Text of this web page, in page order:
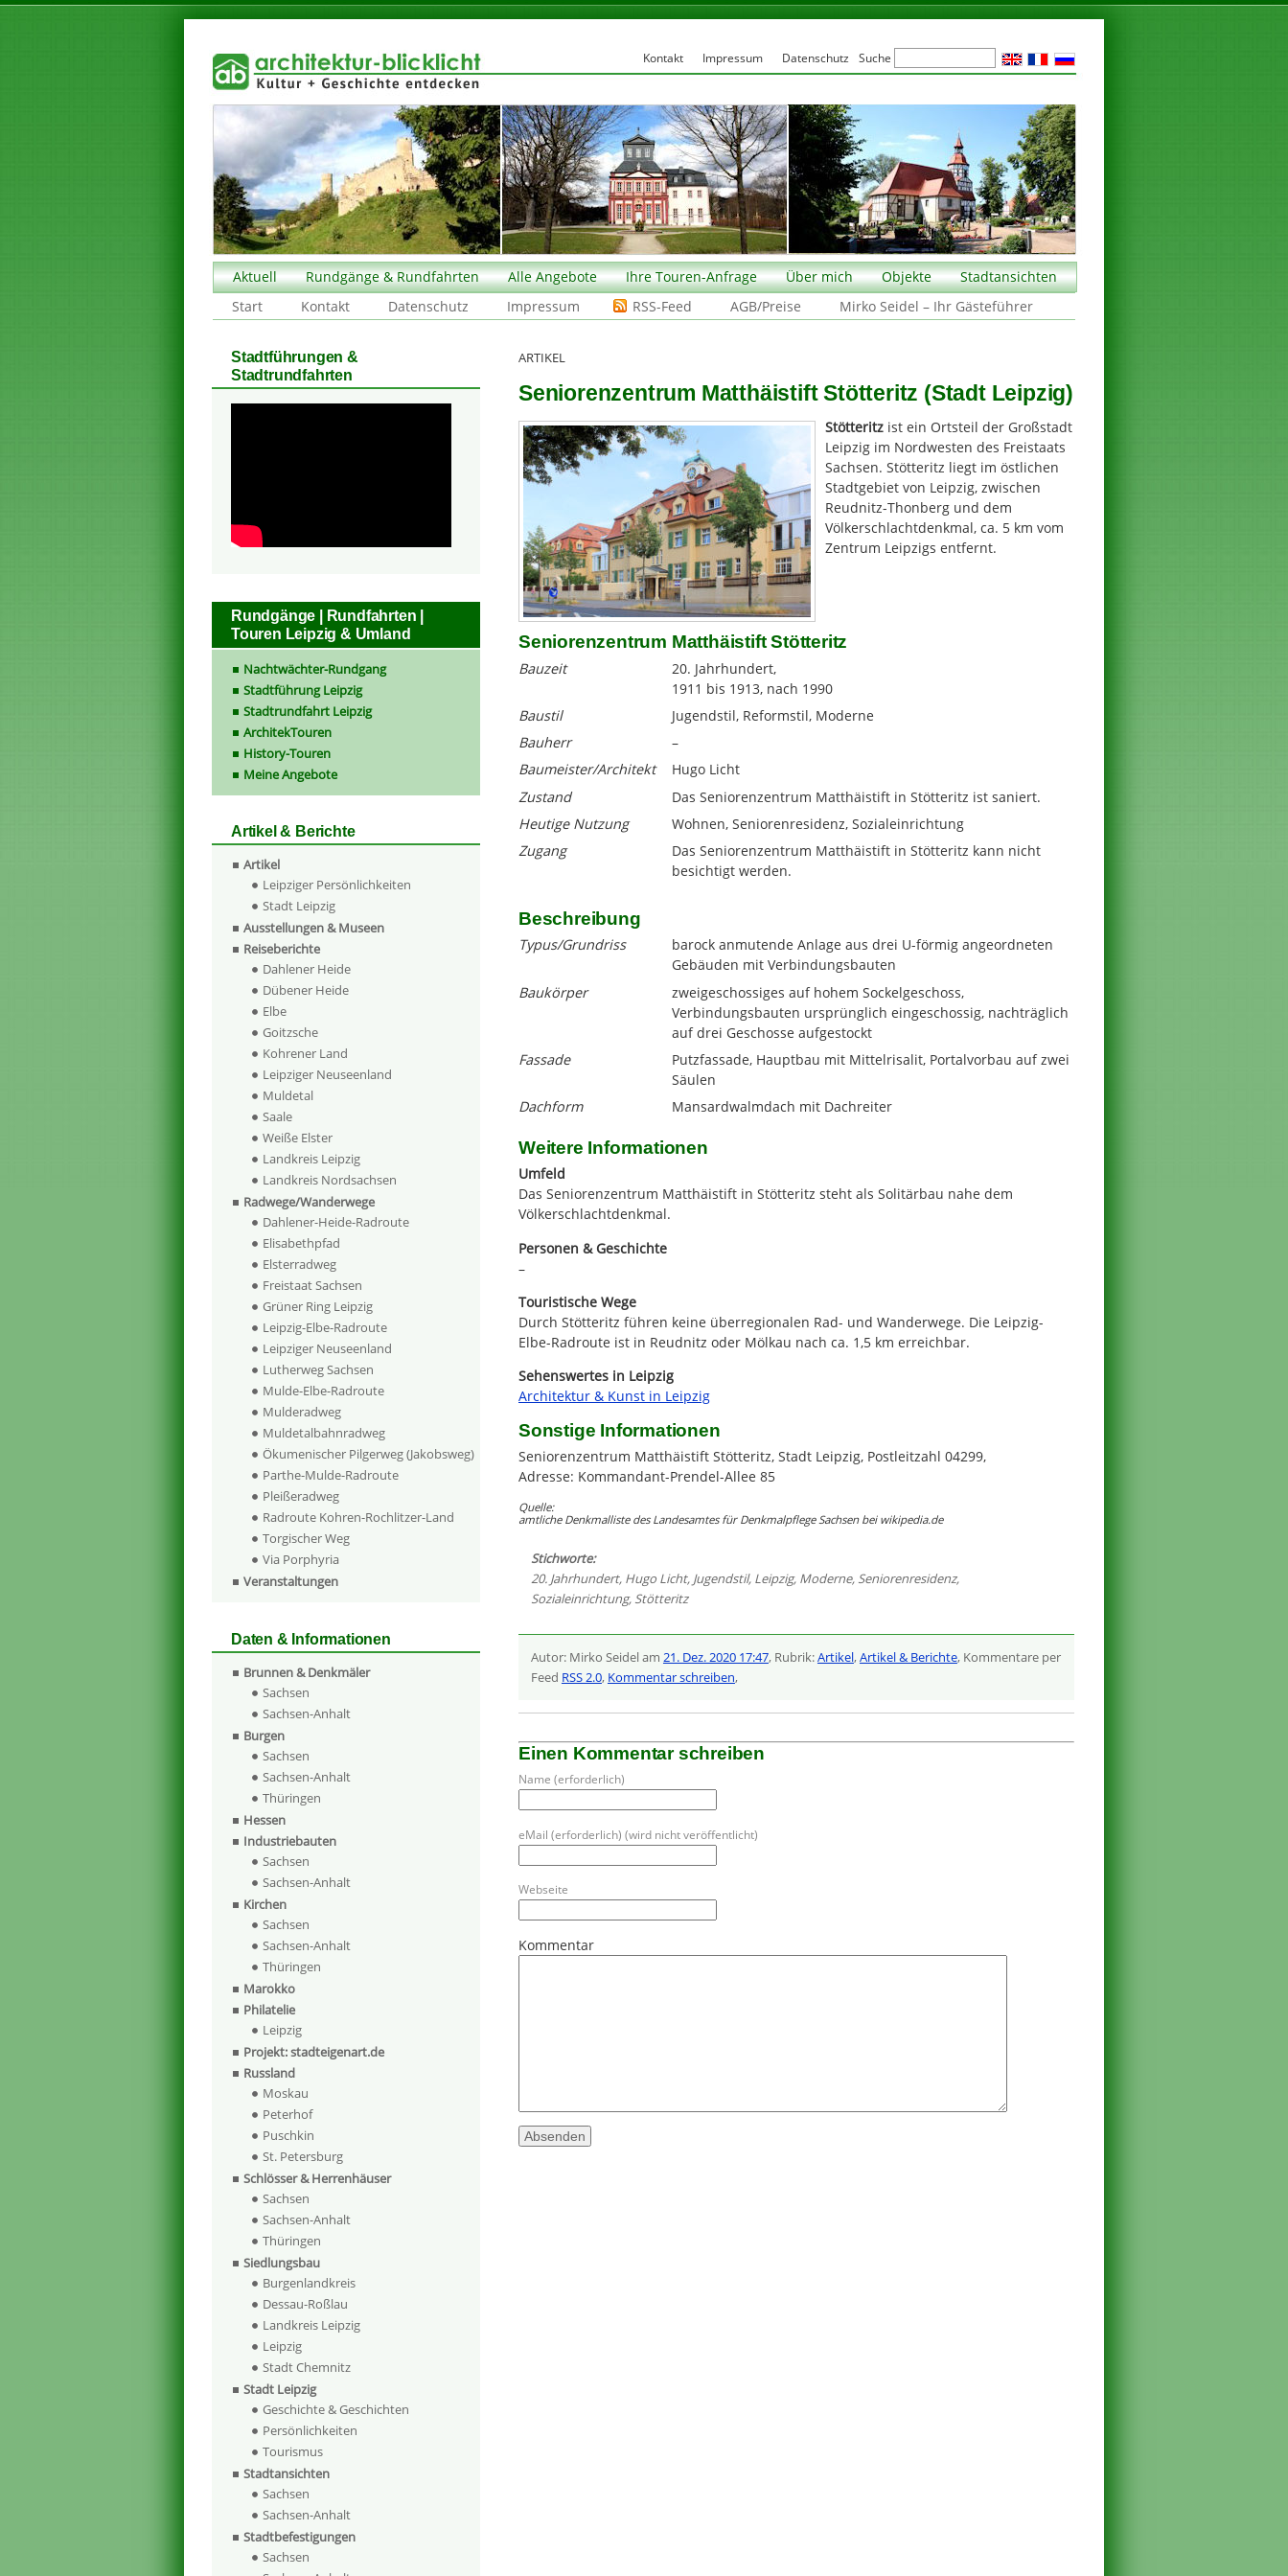
Aktuell Rundgänge & Rundfahrten Alle Angebote Ihre Touren-Anfrage Über mich Objekte
Stadtansichten
Start
Kontakt Datenschutz Impressum RSS-Feed AGB/Preise Mirko Seidel – Ihr Gästeführer
ARTIKEL
Seniorenzentrum Matthäistift Stötteritz (Stadt Leipzig)
Stötteritz ist ein Ortsteil der Großstadt
Leipzig im Nordwesten des Freistaats
Sachsen. Stötteritz liegt im östlichen
Stadtgebiet von Leipzig, zwischen
Reudnitz-Thonberg und dem
Völkerschlachtdenkmal, ca. 5 km vom
Zentrum Leipzigs entfernt.
Seniorenzentrum Matthäistift Stötteritz
Bauzeit
20. Jahrhundert,
1911 bis 1913, nach 1990
Baustil
Jugendstil, Reformstil, Moderne
Bauherr
–
Baumeister/Architekt
Hugo Licht
Zustand
Das Seniorenzentrum Matthäistift in Stötteritz ist saniert.
Heutige Nutzung
Wohnen, Seniorenresidenz, Sozialeinrichtung
Zugang
Das Seniorenzentrum Matthäistift in Stötteritz kann nicht
besichtigt werden.
Beschreibung
Typus/Grundriss
barock anmutende Anlage aus drei U-förmig angeordneten
Gebäuden mit Verbindungsbauten
Baukörper
zweigeschossiges auf hohem Sockelgeschoss,
Verbindungsbauten ursprünglich eingeschossig, nachträglich
auf drei Geschosse aufgestockt
Fassade
Putzfassade, Hauptbau mit Mittelrisalit, Portalvorbau auf zwei
Säulen
Dachform
Mansardwalmdach mit Dachreiter
Weitere Informationen
Umfeld
Das Seniorenzentrum Matthäistift in Stötteritz steht als Solitärbau nahe dem
Völkerschlachtdenkmal.
Personen & Geschichte
–
Touristische Wege
Durch Stötteritz führen keine überregionalen Rad- und Wanderwege. Die Leipzig-
Elbe-Radroute ist in Reudnitz oder Mölkau nach ca. 1,5 km erreichbar.
Sehenswertes in Leipzig
Architektur & Kunst in Leipzig
Sonstige Informationen
Seniorenzentrum Matthäistift Stötteritz, Stadt Leipzig, Postleitzahl 04299,
Adresse: Kommandant-Prendel-Allee 85
Quelle:
amtliche Denkmalliste des Landesamtes für Denkmalpflege Sachsen bei wikipedia.de
Stichworte:
20. Jahrhundert, Hugo Licht, Jugendstil, Leipzig, Moderne, Seniorenresidenz,
Sozialeinrichtung, Stötteritz
Autor: Mirko Seidel am 21. Dez. 2020 17:47, Rubrik:Artikel,Artikel & Berichte, Kommentare per
Feed RSS 2.0, Kommentar schreiben,
Einen Kommentar schreiben
Name (erforderlich)
eMail (erforderlich) (wird nicht veröffentlicht)
Webseite
Kommentar
Stadtführungen &
Stadtrundfahrten
Rundgänge | Rundfahrten |
Touren Leipzig & Umland
Nachtwächter-Rundgang
Stadtführung Leipzig
Stadtrundfahrt Leipzig
ArchitekTouren
History-Touren
Meine Angebote
Artikel & Berichte
Artikel
Leipziger Persönlichkeiten
Stadt Leipzig
Ausstellungen & Museen
Reiseberichte
Dahlener Heide
Dübener Heide
Elbe
Goitzsche
Kohrener Land
Leipziger Neuseenland
Muldetal
Saale
Weiße Elster
Landkreis Leipzig
Landkreis Nordsachsen
Radwege/Wanderwege
Dahlener-Heide-Radroute
Elisabethpfad
Elsterradweg
Freistaat Sachsen
Grüner Ring Leipzig
Leipzig-Elbe-Radroute
Leipziger Neuseenland
Lutherweg Sachsen
Mulde-Elbe-Radroute
Mulderadweg
Muldetalbahnradweg
Ökumenischer Pilgerweg (Jakobsweg)
Parthe-Mulde-Radroute
Pleißeradweg
Radroute Kohren-Rochlitzer-Land
Torgischer Weg
Via Porphyria
Veranstaltungen
Daten & Informationen
Brunnen & Denkmäler
Sachsen
Sachsen-Anhalt
Burgen
Sachsen
Sachsen-Anhalt
Thüringen
Hessen
Industriebauten
Sachsen
Sachsen-Anhalt
Kirchen
Sachsen
Sachsen-Anhalt
Thüringen
Marokko
Philatelie
Leipzig
Projekt: stadteigenart.de
Russland
Moskau
Peterhof
Puschkin
St. Petersburg
Schlösser & Herrenhäuser
Sachsen
Sachsen-Anhalt
Thüringen
Siedlungsbau
Burgenlandkreis
Dessau-Roßlau
Landkreis Leipzig
Leipzig
Stadt Chemnitz
Stadt Leipzig
Geschichte & Geschichten
Persönlichkeiten
Tourismus
Stadtansichten
Sachsen
Sachsen-Anhalt
Stadtbefestigungen
Sachsen
Kontakt Impressum Datenschutz Suche